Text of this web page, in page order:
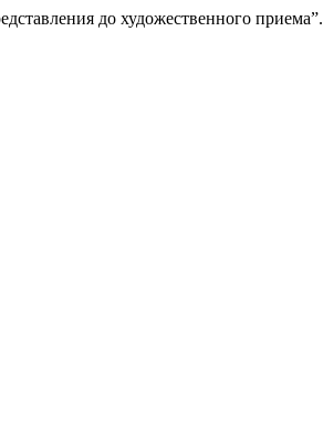
до художественного приема”.